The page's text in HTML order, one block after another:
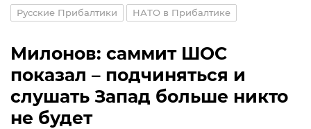
Русские Прибалтики НАТО в Прибалтике
Милонов: саммит ШОС
показал – подчиняться и
слушать Запад больше никто
не будет